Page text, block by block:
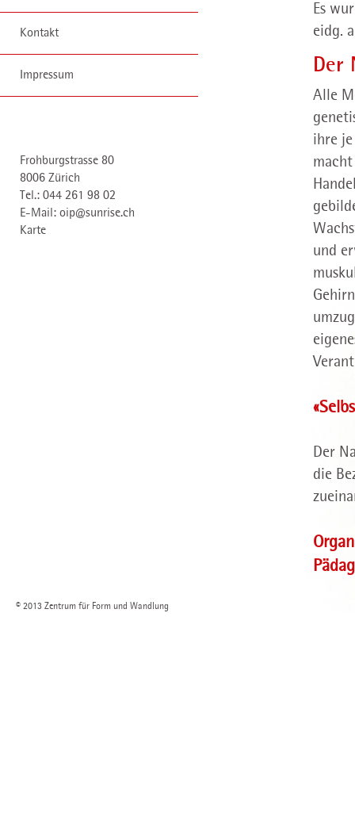
Kontakt
Impressum
Frohburgstrasse 80
8006 Zürich
Tel.: 044 261 98 02
E-Mail: oip@sunrise.ch
Karte
Es
eidg.
Der
Alle
ihre
und
Der
die
© 2013 Zentrum für Form und Wandlung